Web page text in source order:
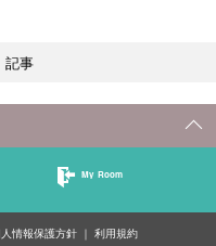
記事
My Room
情報保護方針 利用規約